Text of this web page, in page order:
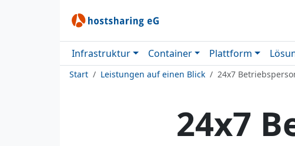
Infrastruktur Container Plattform
Start Leistungen auf einen Blick 24x7
24x7